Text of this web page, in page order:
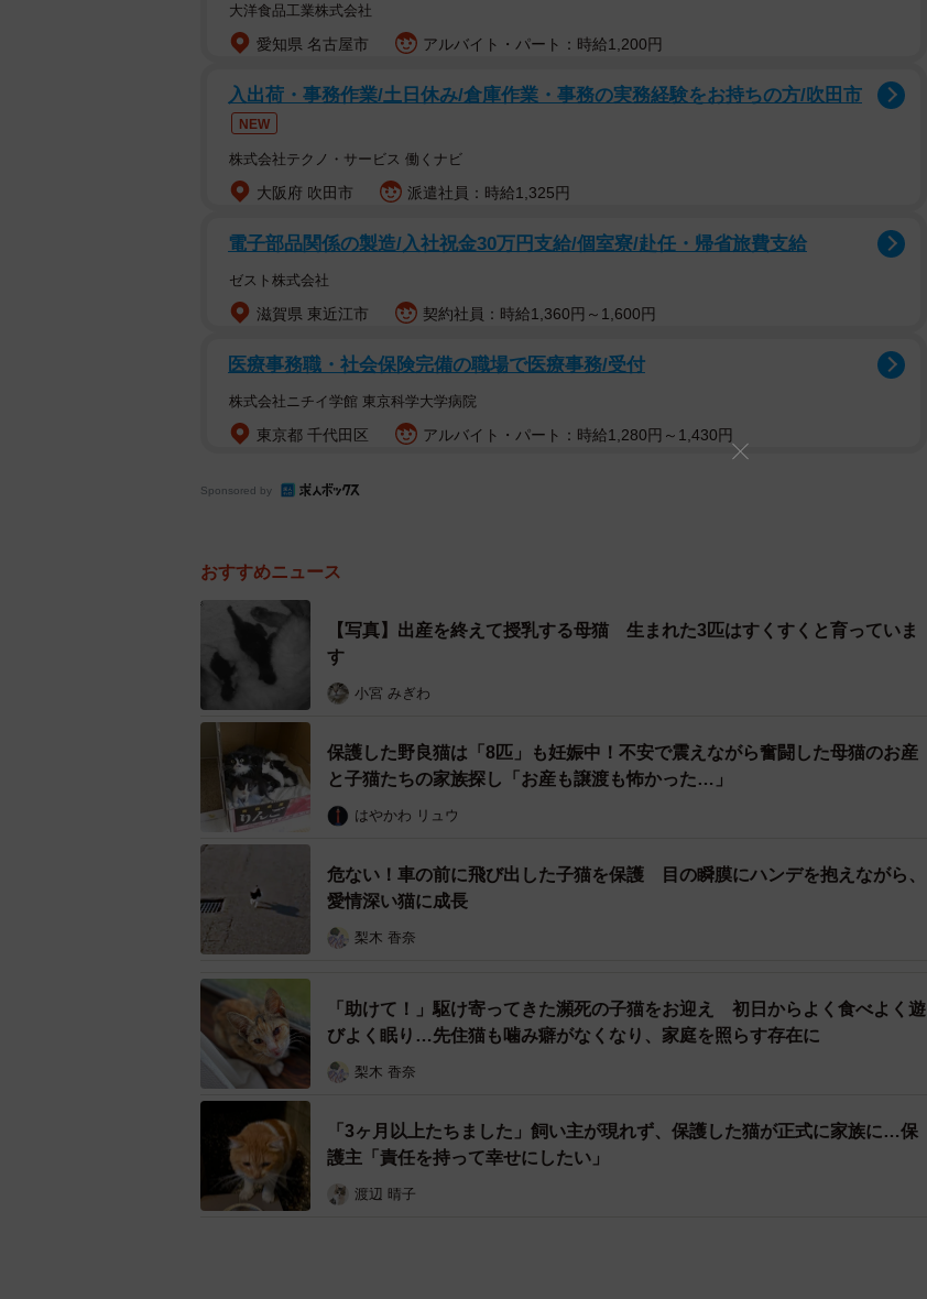
大洋食品工業株式会社
愛知県 名古屋市 アルバイト・パート：時給1,200円
入出荷・事務作業/土日休み/倉庫作業・事務の実務経験をお持ちの方/吹田市
NEW
株式会社テクノ・サービス 働くナビ
大阪府 吹田市 派遣社員：時給1,325円
電子部品関係の製造/入社祝金30万円支給/個室寮/赴任・帰省旅費支給
ゼスト株式会社
滋賀県 東近江市 契約社員：時給1,360円～1,600円
医療事務職・社会保険完備の職場で医療事務/受付
株式会社ニチイ学館 東京科学大学病院
東京都 千代田区 アルバイト・パート：時給1,280円～1,430円
Sponsored by
おすすめニュース
【写真】出産を終えて授乳する母猫 生まれた3匹はすくすくと育っていま
す
小宮 みぎわ
保護した野良猫は「8匹」も妊娠中！不安で震えながら奮闘した母猫のお産
と子猫たちの家族探し「お産も譲渡も怖かった…」
はやかわ リュウ
危ない！車の前に飛び出した子猫を保護 目の瞬膜にハンデを抱えながら、
愛情深い猫に成長
梨木 香奈
「助けて！」駆け寄ってきた瀕死の子猫をお迎え 初日からよく食べよく遊
びよく眠り…先住猫も噛み癖がなくなり、家庭を照らす存在に
梨木 香奈
「3ヶ月以上たちました」飼い主が現れず、保護した猫が正式に家族に…保
護主「責任を持って幸せにしたい」
渡辺 晴子